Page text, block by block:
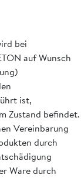
bei
auf Wunsch
ist,
Zustand befindet.
Vereinbarung
durch
Ware durch